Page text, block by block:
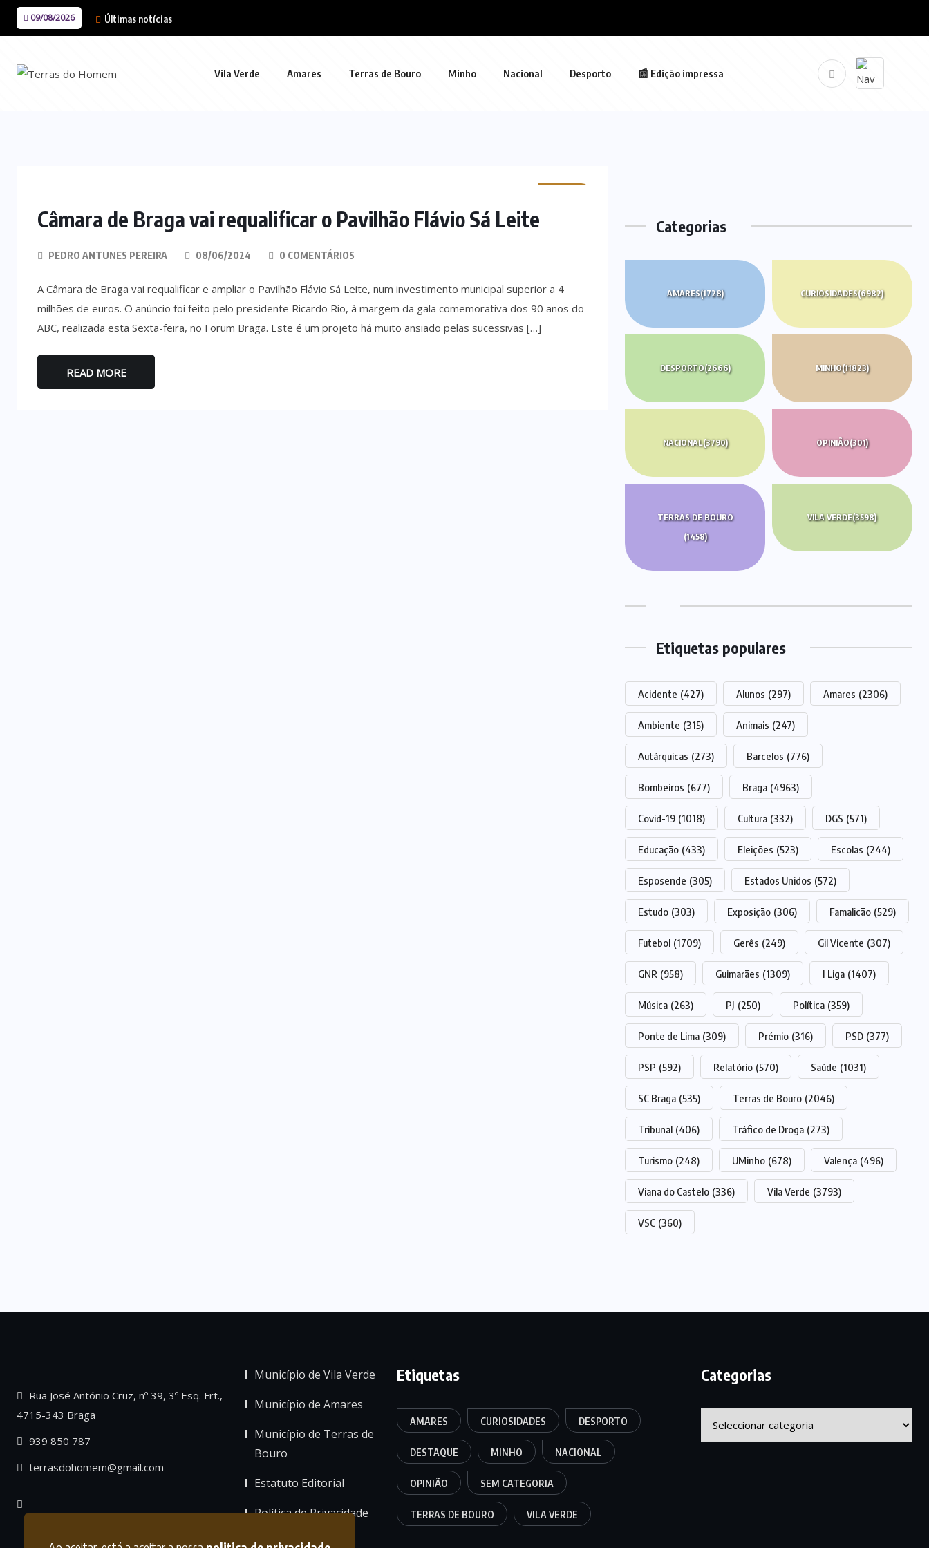
09/08/2026 Últimas notícias
Vila Verde Amares Terras de Bouro Minho Nacional Desporto 📰 Edição impressa
Câmara de Braga vai requalificar o Pavilhão Flávio Sá Leite
PEDRO ANTUNES PEREIRA 08/06/2024 0 COMENTÁRIOS
A Câmara de Braga vai requalificar e ampliar o Pavilhão Flávio Sá Leite, num investimento municipal superior a 4
milhões de euros. O anúncio foi feito pelo presidente Ricardo Rio, à margem da gala comemorativa dos 90 anos do
ABC, realizada esta Sexta-feira, no Forum Braga. Este é um projeto há muito ansiado pelas sucessivas […]
READ MORE
Categorias
AMARES(1728) CURIOSIDADES(6982)
DESPORTO(2666) MINHO(11823)
NACIONAL(3790) OPINIÃO(301)
TERRAS DE BOURO
(1458)
VILA VERDE(3598)
Etiquetas populares
Acidente (427) Alunos (297) Amares (2306)
Ambiente (315) Animais (247)
Autárquicas (273) Barcelos (776)
Bombeiros (677) Braga (4963)
Covid-19 (1018) Cultura (332) DGS (571)
Educação (433) Eleições (523) Escolas (244)
Esposende (305) Estados Unidos (572)
Estudo (303) Exposição (306) Famalicão (529)
Futebol (1709) Gerês (249) Gil Vicente (307)
GNR (958) Guimarães (1309) I Liga (1407)
Música (263) PJ (250) Política (359)
Ponte de Lima (309) Prémio (316) PSD (377)
PSP (592) Relatório (570) Saúde (1031)
SC Braga (535) Terras de Bouro (2046)
Tribunal (406) Tráfico de Droga (273)
Turismo (248) UMinho (678) Valença (496)
Viana do Castelo (336) Vila Verde (3793)
VSC (360)
Rua José António Cruz, nº 39, 3º Esq. Frt.,
4715-343 Braga
939 850 787
terrasdohomem@gmail.com
Município de Vila Verde
Município de Amares
Município de Terras de
Bouro
Estatuto Editorial
Política de Privacidade
Etiquetas
AMARES CURIOSIDADES DESPORTO
DESTAQUE MINHO NACIONAL
OPINIÃO SEM CATEGORIA
TERRAS DE BOURO VILA VERDE
Categorias